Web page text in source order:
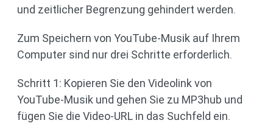
und zeitlicher Begrenzung gehindert werden.
Zum Speichern von YouTube-Musik auf Ihrem
Computer sind nur drei Schritte erforderlich.
Schritt 1: Kopieren Sie den Videolink von
YouTube-Musik und gehen Sie zu MP3hub und
fügen Sie die Video-URL in das Suchfeld ein.